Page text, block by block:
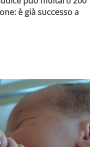
è già successo a